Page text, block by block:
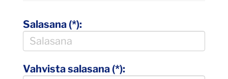
Salasana (*):
Vahvista salasana (*):